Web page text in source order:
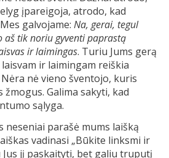
įpareigoja, atrodo, kad
galvojame: Na, gerai, tegul
aš tik noriu gyventi paprastą
ir laimingas. Turiu Jums gerą
ir laimingam reiškia
nė vieno šventojo, kuris
Galima sakyti, kad
sąlyga.
neseniai parašė mums laišką
vadinasi „Būkite linksmi ir
Jus jį paskaityti, bet galiu truputį